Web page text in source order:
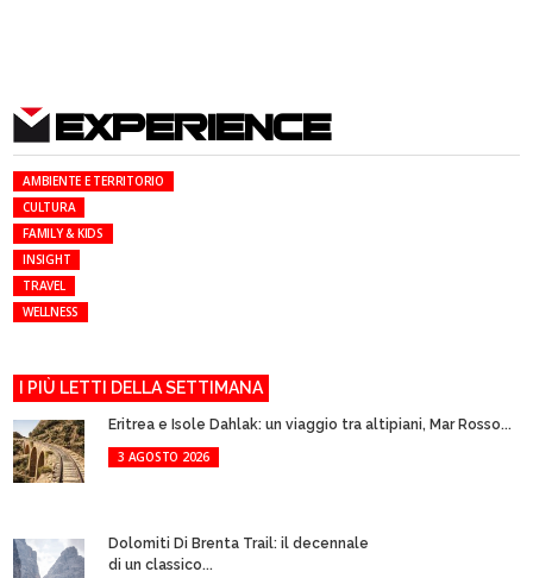
EXPERIENCE
AMBIENTE E TERRITORIO
CULTURA
FAMILY & KIDS
INSIGHT
TRAVEL
WELLNESS
I PIÙ LETTI DELLA SETTIMANA
Eritrea e Isole Dahlak: un viaggio tra altipiani, Mar Rosso...
3 AGOSTO 2026
Dolomiti Di Brenta Trail: il decennale
di un classico...